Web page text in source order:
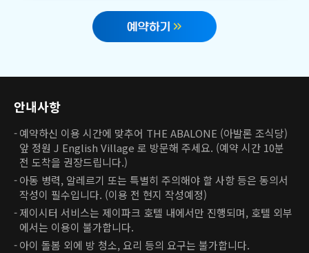
안내사항
예약하신 이용 시간에 맞추어 THE ABALONE (아발론 조식당)
앞 정원 J English Village 로 방문해 주세요. (예약 시간 10분
전 도착을 권장드립니다.)
아동 병력, 알레르기 또는 특별히 주의해야 할 사항 등은 동의서
작성이 필수입니다. (이용 전 현지 작성예정)
제이시터 서비스는 제이파크 호텔 내에서만 진행되며, 호텔 외부
에서는 이용이 불가합니다.
아이 돌봄 외에 방 청소, 요리 등의 요구는 불가합니다.